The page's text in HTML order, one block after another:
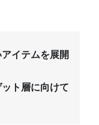
イテムを展開
ト層に向けて